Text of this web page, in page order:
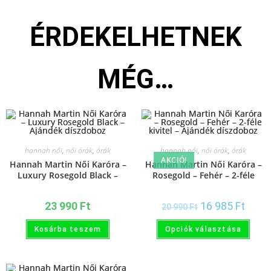
ÉRDEKELHETNEK
MÉG…
hannah női, női órák, órák
Hannah Martin Női Karóra –
Luxury Rosegold Black –
23 990 Ft
Kosárba teszem
AKCIÓ!
hannah női, női órák, órák
Hannah Martin Női Karóra –
Rosegold – Fehér – 2-féle
20 990Ft 16 985 Ft
Opciók választása